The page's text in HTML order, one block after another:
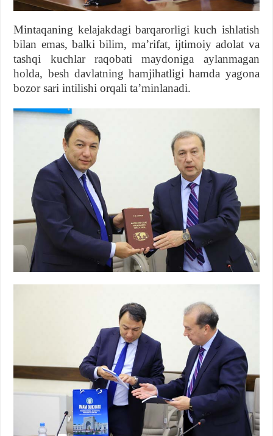
Mintaqaning kelajakdagi barqarorligi kuch ishlatish
bilan emas, balki bilim, maʼrifat, ijtimoiy adolat va
tashqi kuchlar raqobati maydoniga aylanmagan
holda, besh davlatning hamjihatligi hamda yagona
bozor sari intilishi orqali taʼminlanadi.